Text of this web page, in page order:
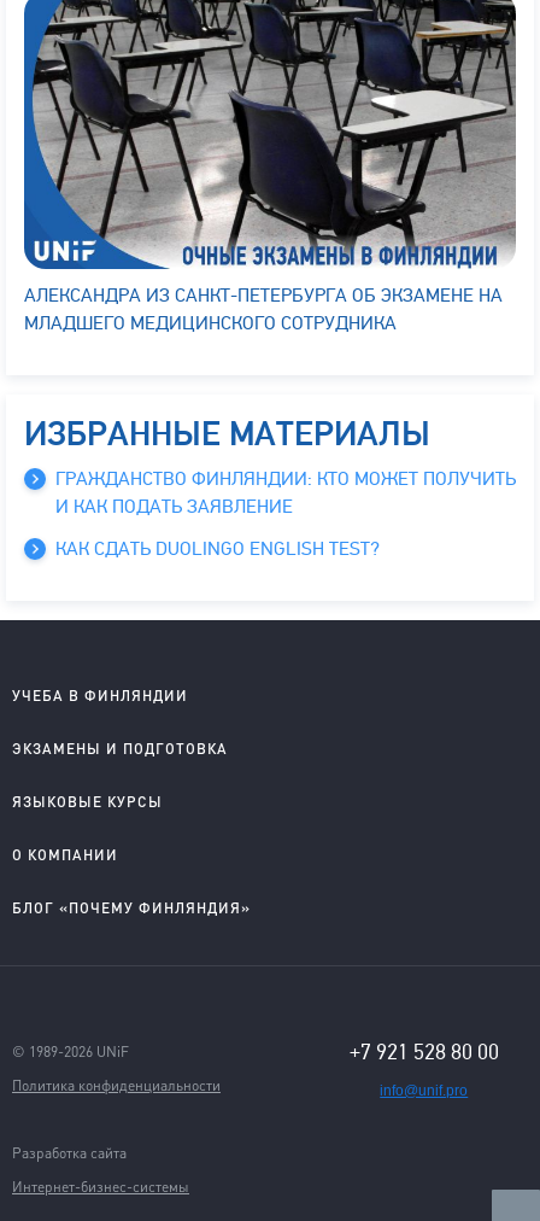
АЛЕКСАНДРА ИЗ САНКТ-ПЕТЕРБУРГА ОБ ЭКЗАМЕНЕ НА
МЛАДШЕГО МЕДИЦИНСКОГО СОТРУДНИКА
ИЗБРАННЫЕ МАТЕРИАЛЫ
ГРАЖДАНСТВО ФИНЛЯНДИИ: КТО МОЖЕТ ПОЛУЧИТЬ
И КАК ПОДАТЬ ЗАЯВЛЕНИЕ
КАК СДАТЬ DUOLINGO ENGLISH TEST?
УЧЕБА В ФИНЛЯНДИИ
Колледжи на английском
Колледжи на финском
ЭКЗАМЕНЫ И ПОДГОТОВКА
YKI подготовка и регистрация
ЯЗЫКОВЫЕ КУРСЫ
Английский для школьников
Английский для взрослых
О КОМПАНИИ
Правовые документы
БЛОГ «ПОЧЕМУ ФИНЛЯНДИЯ»
Отзывы
© 1989-2026 UNiF
Политика конфиденциальности
+7 921 528 80 00
info@unif.pro
Разработка сайта
Интернет-бизнес-системы